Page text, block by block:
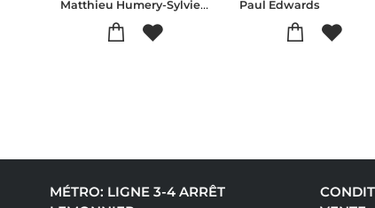
Matthieu Humery-Sylvie Aubenas-Clara Bouveresse-Darius Himes-Elisabeth Lebovici-Francois Cam
Paul Edwards
MÉTRO: LIGNE 3-4 ARRÊT